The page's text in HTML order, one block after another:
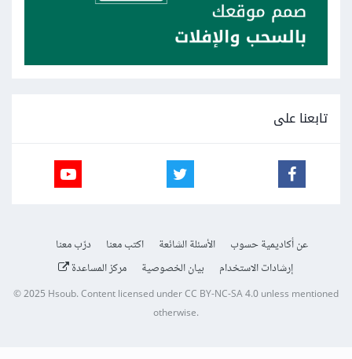
تابعنا على
عن أكاديمية حسوب الأسئلة الشائعة اكتب معنا
درّب معنا
إرشادات الاستخدام
بيان الخصوصية مركز المساعدة
© 2025Hsoub.Content licensed underCC BY-NC-SA 4.0unless mentioned
otherwise.